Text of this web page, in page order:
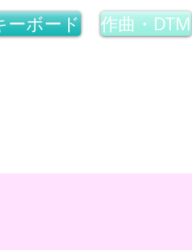
ーボード
作曲・DTM